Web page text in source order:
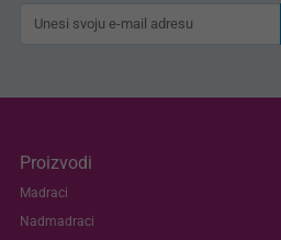
Proizvodi
Madraci
Nadmadraci